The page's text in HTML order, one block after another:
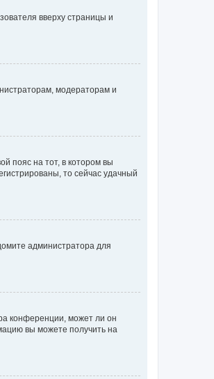
вверху страницы и
модераторам и
пояс на тот, в котором вы
то сейчас удачный
администратора для
конференции, может ли он
вы можете получить на